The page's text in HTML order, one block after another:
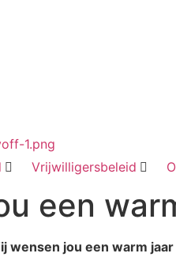
Vrijwilligersbeleid
een
wensen jou een warm jaar